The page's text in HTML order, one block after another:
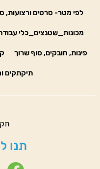
לפי מטר- סרטים ורצועות,
מכונות_שטנצים_כלי
פינות, חובקים, סוף שרוך
תיקתקים
תנו